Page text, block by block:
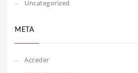
Uncategorized
META
Acceder